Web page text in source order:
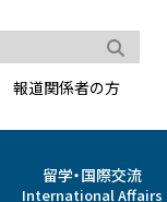
報道関係者の方
留学・国際交流
International Affairs